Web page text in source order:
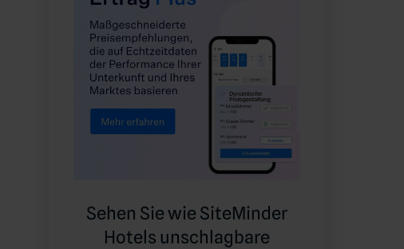
Sehen Sie wie SiteMinder
Hotels unschlagbare